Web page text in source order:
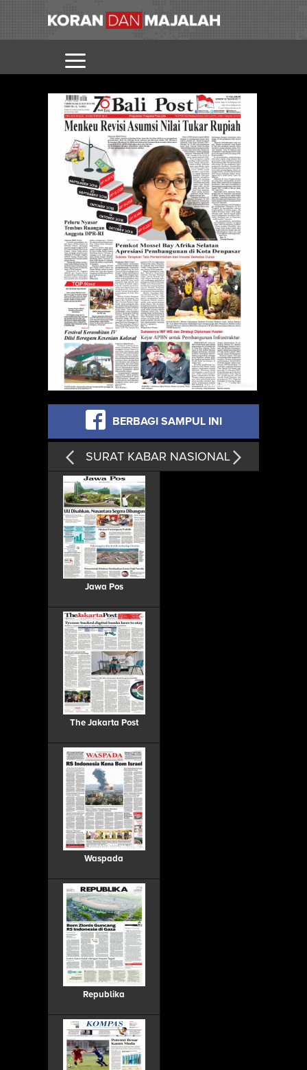
EDISI16
MENERIMA
GET INI
DAN
SELIMUT
LAIN DI
MEDIA
HARIAN
ANDA.
BERBAGI SAMPUL INI
SURAT KABAR NASIONAL
Jawa Pos
The Jakarta Post
Waspada
Republika